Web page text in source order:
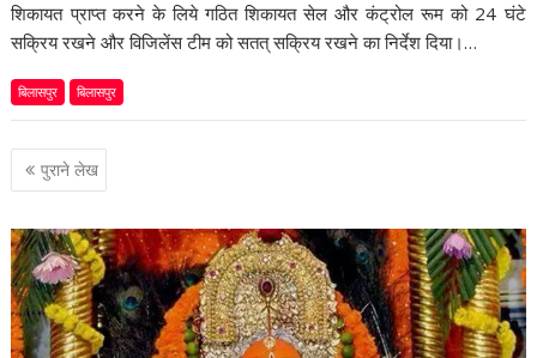
शिकायत प्राप्त करने के लिये गठित शिकायत सेल और कंट्रोल रूम को 24 घंटे
सक्रिय रखने और विजिलेंस टीम को सतत् सक्रिय रखने का निर्देश दिया।…
बिलासपुर बिलासपुर
पोस्ट्स
नेविगेशन
पुराने लेख